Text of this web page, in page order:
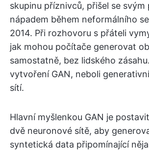
skupinu příznivců, přišel se svým
nápadem během neformálního
2014. Při rozhovoru s přáteli
jak mohou počítače generovat
samostatně, bez lidského
vytvoření GAN, neboli
sítí.
Hlavní myšlenkou GAN je
dvě neuronové sítě, aby
syntetická data připomínající